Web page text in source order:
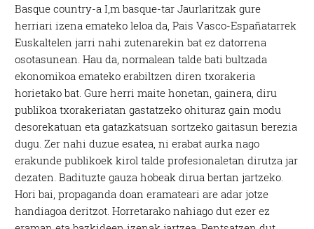
Basque country-a I,m basque-tar Jaurlaritzak gure
herriari izena emateko leloa da, Pais Vasco-Españatarrek
Euskaltelen jarri nahi zutenarekin bat ez datorrena
osotasunean. Hau da, normalean talde bati bultzada
ekonomikoa emateko erabiltzen diren txorakeria
horietako bat. Gure herri maite honetan, gainera, diru
publikoa txorakeriatan gastatzeko ohituraz gain modu
desorekatuan eta gatazkatsuan sortzeko gaitasun berezia
dugu. Zer nahi duzue esatea, ni erabat aurka nago
erakunde publikoek kirol talde profesionaletan dirutza jar
dezaten. Badituzte gauza hobeak dirua bertan jartzeko.
Hori bai, propaganda doan eramateari are adar jotze
handiagoa deritzot. Horretarako nahiago dut ezer ez